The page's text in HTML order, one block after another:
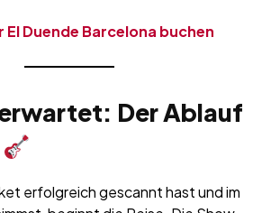
Duende Barcelona buchen
Der Ablauf
erfolgreich gescannt hast und im